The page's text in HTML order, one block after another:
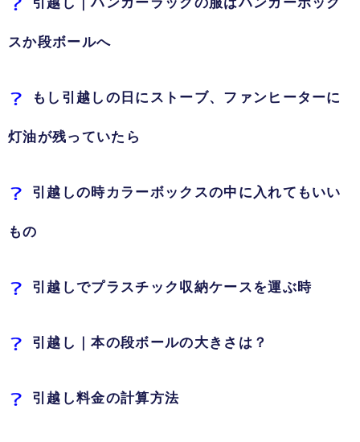
スか段ボールへ
もし引越しの日にストーブ、ファンヒーターに
灯油が残っていたら
引越しの時カラーボックスの中に入れてもいい
もの
引越しでプラスチック収納ケースを運ぶ時
引越し｜本の段ボールの大きさは？
引越し料金の計算方法